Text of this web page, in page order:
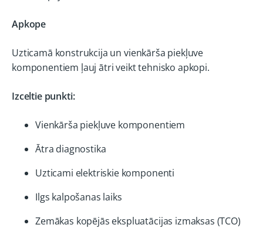
Apkope
Uzticamā konstrukcija un vienkārša piekļuve
komponentiem ļauj ātri veikt tehnisko apkopi.
Izceltie punkti:
Vienkārša piekļuve komponentiem
Ātra diagnostika
Uzticami elektriskie komponenti
Ilgs kalpošanas laiks
Zemākas kopējās ekspluatācijas izmaksas (TCO)